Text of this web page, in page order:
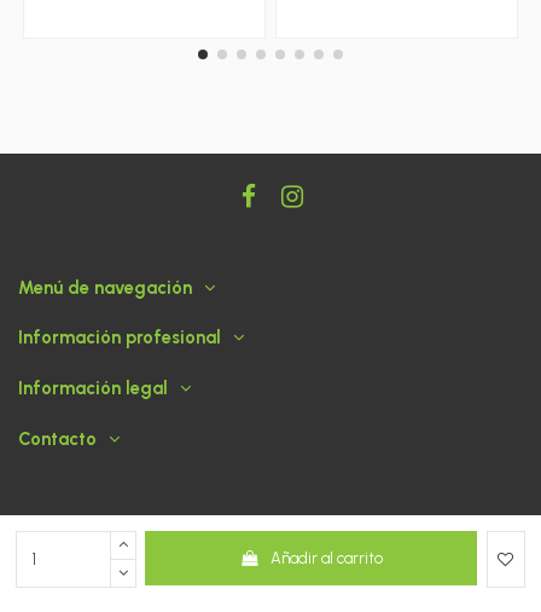
Añadir al carrito
Menú de navegación
Información profesional
Información legal
Contacto
© 2026 ABASOGAN - Tienda desarrollada por